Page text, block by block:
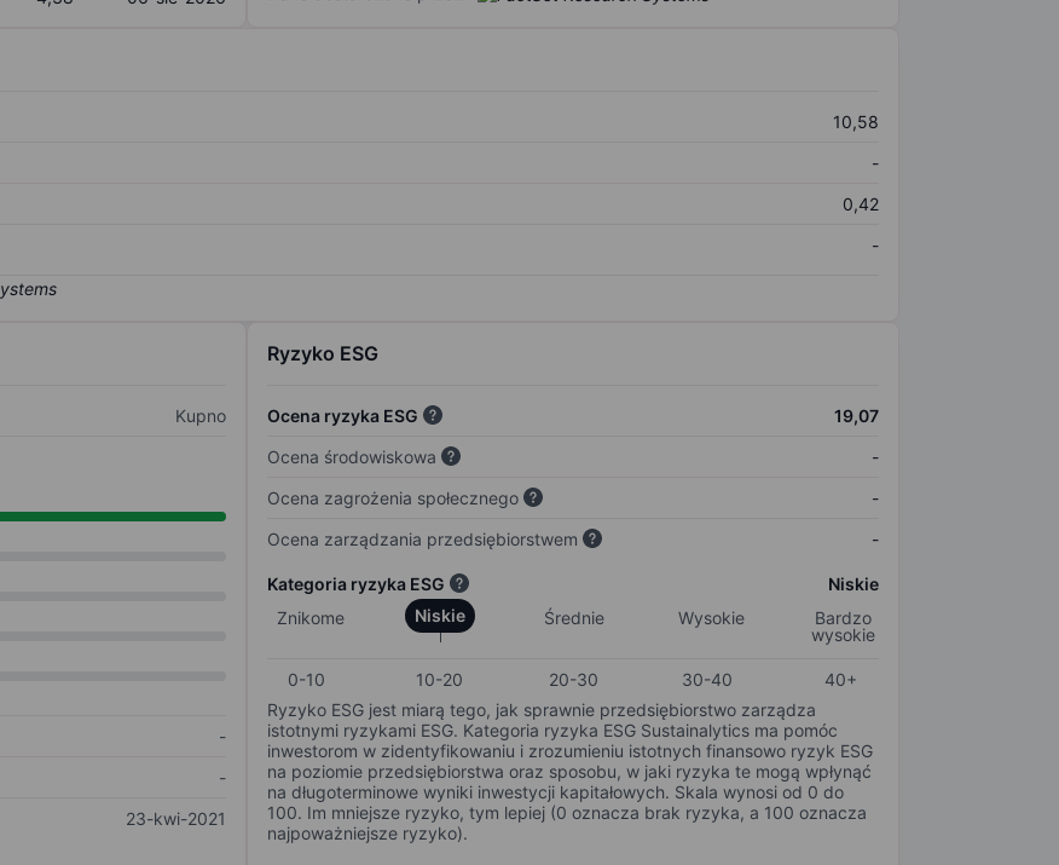
10,58
-
0,42
-
Kupno
-
-
23-kwi-2021
Ryzyko ESG
Ocena ryzyka ESG
19,07
Ocena środowiskowa
-
Ocena zagrożenia społecznego
-
Ocena zarządzania przedsiębiorstwem
-
Kategoria ryzyka ESG
Niskie
Znikome
Niskie Średnie Wysokie
Bardzo
wysokie
0-10 10-20 20-30 30-40
40+
Ryzyko ESG jest miarą tego, jak sprawnie przedsiębiorstwo zarządza
istotnymi ryzykami ESG. Kategoria ryzyka ESG Sustainalytics ma pomóc
inwestorom w zidentyfikowaniu i zrozumieniu istotnych finansowo ryzyk ESG
na poziomie przedsiębiorstwa oraz sposobu, w jaki ryzyka te mogą wpłynąć
na długoterminowe wyniki inwestycji kapitałowych. Skala wynosi od 0 do
100. Im mniejsze ryzyko, tym lepiej (0 oznacza brak ryzyka, a 100 oznacza
najpoważniejsze ryzyko).